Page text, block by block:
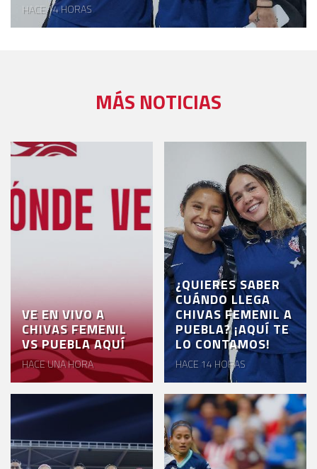
HACE 14 HORAS
MÁS NOTICIAS
VE EN VIVO A
CHIVAS FEMENIL
VS PUEBLA AQUÍ
HACE UNA HORA
¿QUIERES SABER
CUÁNDO LLEGA
CHIVAS FEMENIL A
PUEBLA? ¡AQUÍ TE
LO CONTAMOS!
HACE 14 HORAS